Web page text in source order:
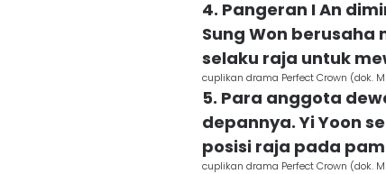
4. Pangeran I An
Sung Won berusaha
selaku raja untuk
cuplikan drama Perfect Crown (dok.
5. Para anggota
depannya. Yi Yoon
posisi raja pada
cuplikan drama Perfect Crown (dok.